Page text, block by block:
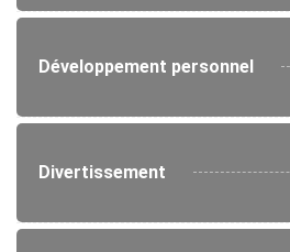
Développement personnel
Divertissement